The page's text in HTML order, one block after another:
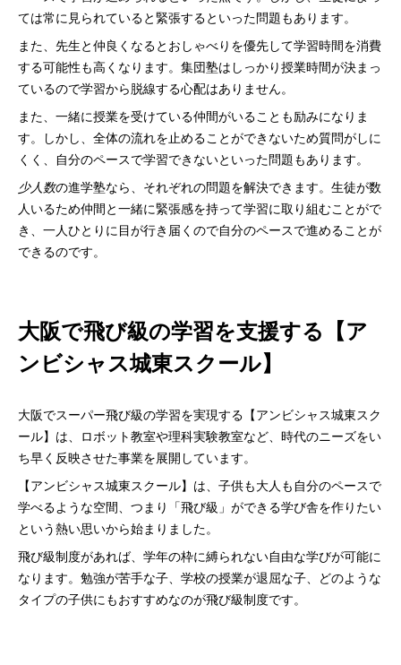
ては常に見られていると緊張するといった問題もあります。
また、先生と仲良くなるとおしゃべりを優先して学習時間を消費
する可能性も高くなります。集団塾はしっかり授業時間が決まっ
ているので学習から脱線する心配はありません。
また、一緒に授業を受けている仲間がいることも励みになりま
す。しかし、全体の流れを止めることができないため質問がしに
くく、自分のペースで学習できないといった問題もあります。
少人数の進学塾なら、それぞれの問題を解決できます。生徒が数
人いるため仲間と一緒に緊張感を持って学習に取り組むことがで
き、一人ひとりに目が行き届くので自分のペースで進めることが
できるのです。
大阪で飛び級の学習を支援する【ア
ンビシャス城東スクール】
大阪でスーパー飛び級の学習を実現する【アンビシャス城東スク
ール】は、ロボット教室や理科実験教室など、時代のニーズをい
ち早く反映させた事業を展開しています。
【アンビシャス城東スクール】は、子供も大人も自分のペースで
学べるような空間、つまり「飛び級」ができる学び舎を作りたい
という熱い思いから始まりました。
飛び級制度があれば、学年の枠に縛られない自由な学びが可能に
なります。勉強が苦手な子、学校の授業が退屈な子、どのような
タイプの子供にもおすすめなのが飛び級制度です。